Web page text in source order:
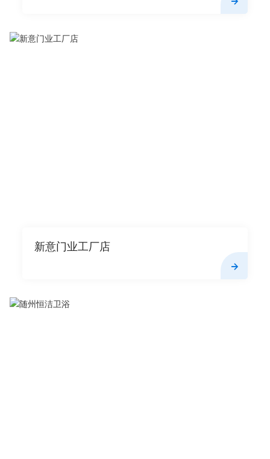
新意门业工厂店